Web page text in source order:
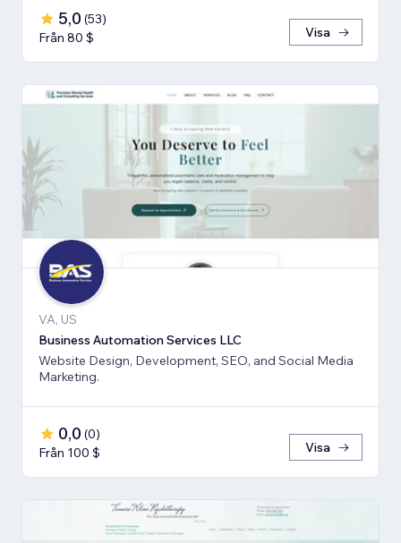
5,0 (53)
Från 80 $
Visa
VA, US
Business Automation Services LLC
Website Design, Development, SEO, and Social Media
Marketing.
0,0 (0)
Från 100 $
Visa